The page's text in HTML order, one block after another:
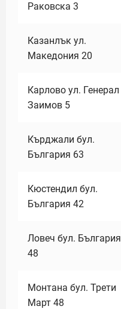
Раковска 3
Казанлък ул.
Македония 20
Карлово ул. Генерал
Заимов 5
Кърджали бул.
България 63
Кюстендил бул.
България 42
Ловеч бул. България
48
Монтана бул. Трети
Март 48